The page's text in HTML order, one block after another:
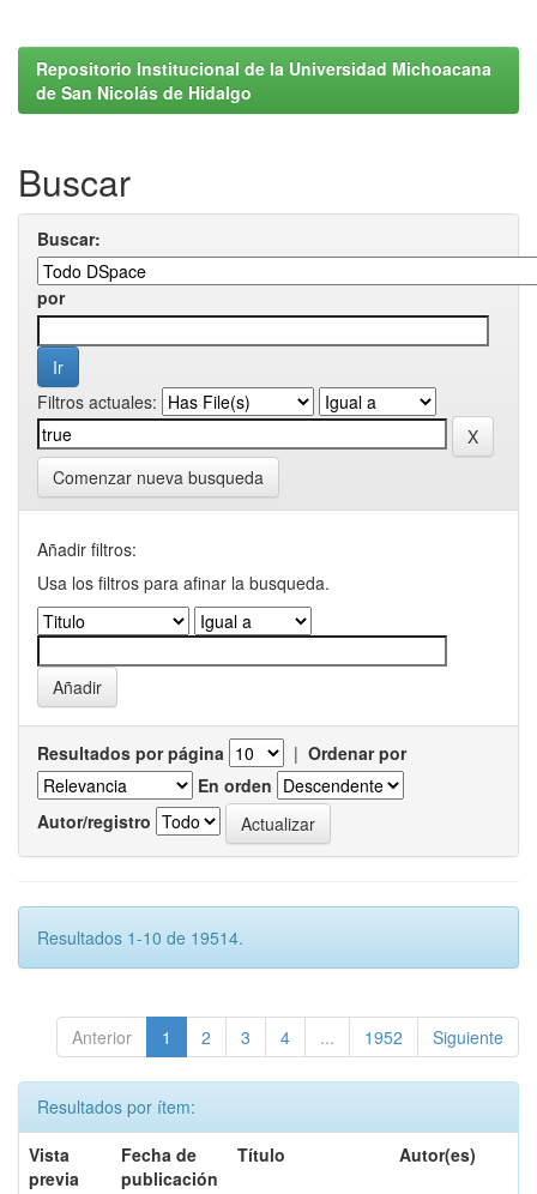
Repositorio Institucional de la Universidad Michoacana
de San Nicolás de Hidalgo
Buscar
Buscar:
por
Filtros actuales:
Comenzar nueva busqueda
Añadir filtros:
Usa los filtros para afinar la busqueda.
Resultados por página | Ordenar por
En orden
Autor/registro
Resultados 1-10 de 19514.
Anterior 1 2 3 4 ... 1952 Siguiente
Resultados por ítem:
Vista
previa
Fecha de
publicación
Título Autor(es)